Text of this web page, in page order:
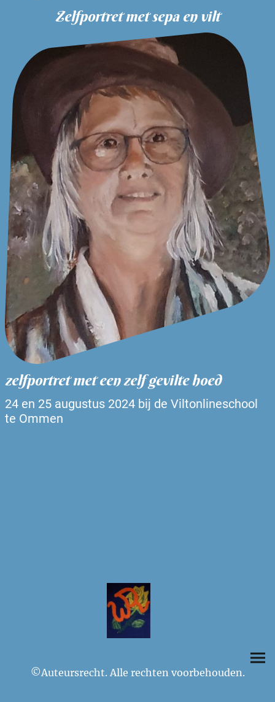
Zelfportret met sepa en vilt
zelfportret met een zelf gevilte hoed
24 en 25 augustus 2024 bij de Viltonlineschool
te Ommen
©Auteursrecht. Alle rechten voorbehouden.